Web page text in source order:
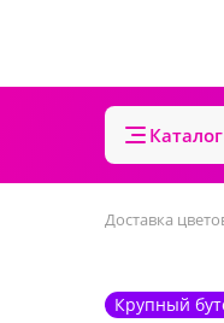
Каталог
Доставка
Крупный